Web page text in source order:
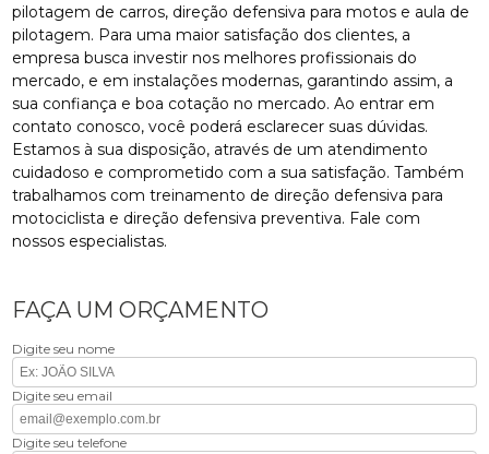
pilotagem de carros, direção defensiva para motos e aula de
pilotagem. Para uma maior satisfação dos clientes, a
empresa busca investir nos melhores profissionais do
mercado, e em instalações modernas, garantindo assim, a
sua confiança e boa cotação no mercado. Ao entrar em
contato conosco, você poderá esclarecer suas dúvidas.
Estamos à sua disposição, através de um atendimento
cuidadoso e comprometido com a sua satisfação. Também
trabalhamos com treinamento de direção defensiva para
motociclista e direção defensiva preventiva. Fale com
nossos especialistas.
FAÇA UM ORÇAMENTO
Digite seu nome
Digite seu email
Digite seu telefone